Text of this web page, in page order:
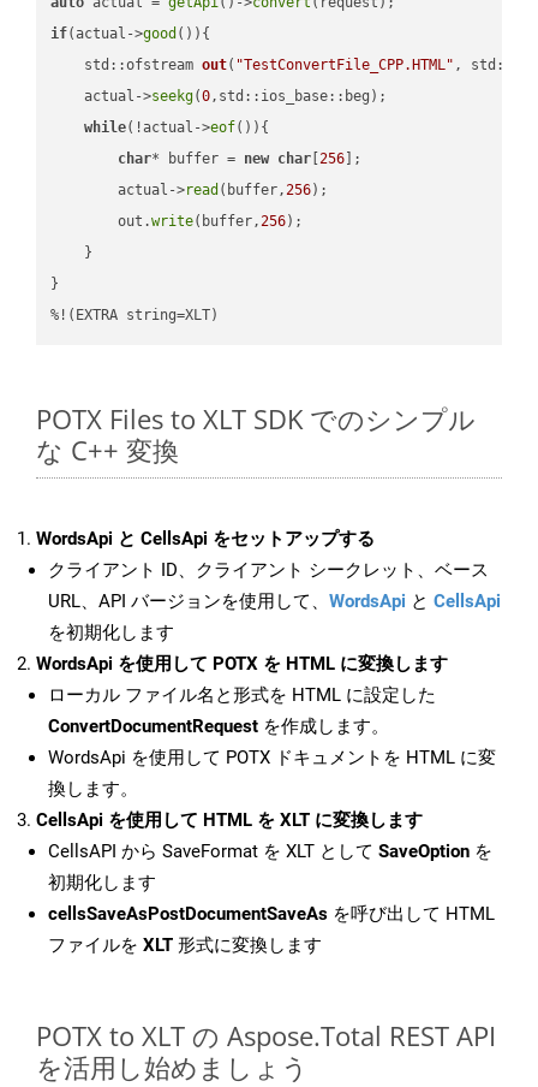
if(actual->good ()){
std::ofstream out( "TestConvertFile_CPP.HTML" ,
    actual->
seekg(0,std::ios_base::beg);
while(!actual->eof()){
char* buffer = new char [256 ];
        actual->
read (buffer,256);
        out.
write(buffer,256);
    }
}
%!(EXTRA string=XLT)
POTX Files to XLT SDK でのシンプル
な C++ 変換
WordsApi と CellsApi をセットアップする
クライアント ID、クライアント シークレット、ベース
URL、API バージョンを使用して、 WordsApi と CellsApi
を初期化します
WordsApi を使用して POTX を HTML に変換します
ローカル ファイル名と形式を HTML に設定した
ConvertDocumentRequest を作成します。
WordsApi を使用して POTX ドキュメントを HTML に変
換します。
CellsApi を使用して HTML を XLT に変換します
CellsAPI から SaveFormat を XLT として SaveOption を
初期化します
cellsSaveAsPostDocumentSaveAs を呼び出して HTML
ファイルを XLT 形式に変換します
POTX to XLT の Aspose.Total REST API
を活用し始めましょう